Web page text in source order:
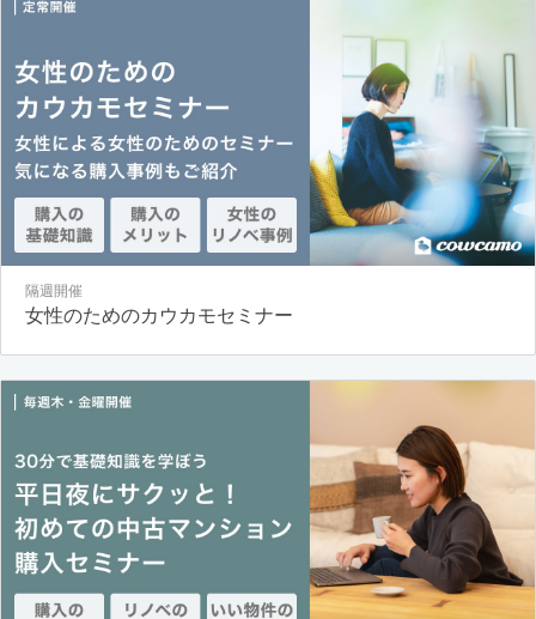
隔週開催
女性のためのカウカモセミナー